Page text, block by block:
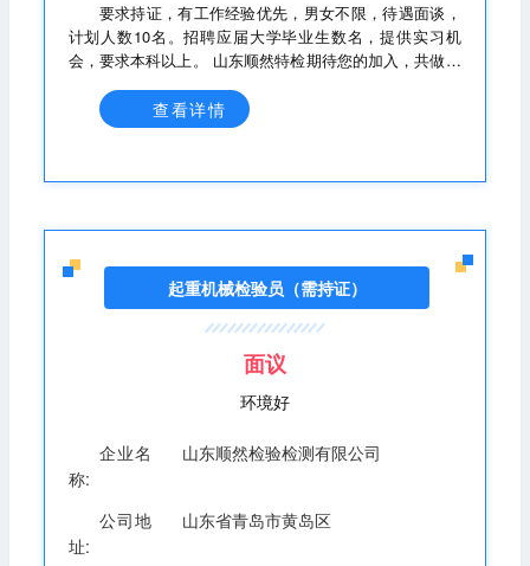
要求持证，有工作经验优先，男女不限，待遇面谈，
计划人数10名。招聘应届大学毕业生数名，提供实习机
会，要求本科以上。 山东顺然特检期待您的加入，共做特
查看详情
起重机械检验员（需持证）
面议
环境好
企业名
称:
山东顺然检验检测有限公司
公司地
址:
山东省青岛市黄岛区